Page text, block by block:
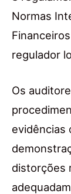
Normas
regulador
Os
evidências
distorções